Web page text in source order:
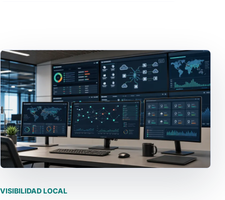
VISIBILIDAD LOCAL